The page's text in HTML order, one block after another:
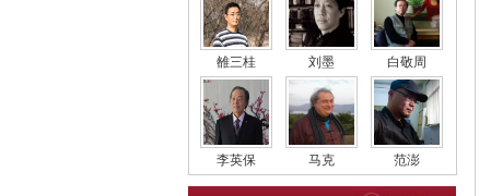
雒三桂 刘墨 白敬周
李英保 马克 范澎